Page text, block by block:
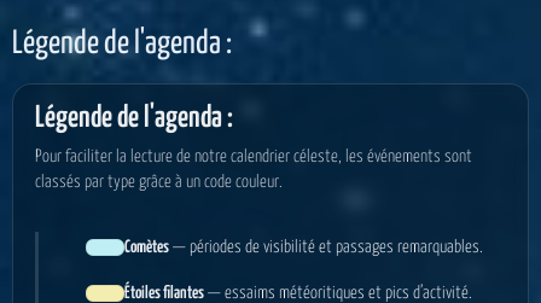
Légende de l'agenda :
Légende de l'agenda :
Pour faciliter la lecture de notre calendrier céleste, les événements sont
classés par type grâce à un code couleur.
Comètes — périodes de visibilité et passages remarquables.
Étoiles filantes — essaims météoritiques et pics d’activité.